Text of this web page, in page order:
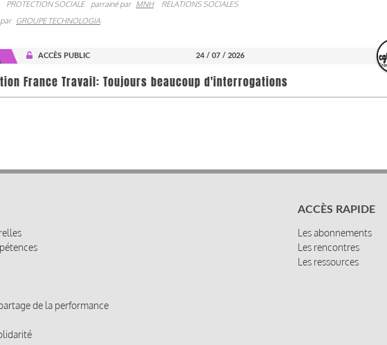
PROTECTION SOCIALE parrainé par MNH
RELATIONS SOCIALES
GROUPE TECHNOLOGIA
ACCÈS PUBLIC 24 / 07 / 2026
France Travail: Toujours beaucoup d'interrogations
de la performance
ACCÈS RAPIDE
Les abonnements
Les rencontres
Les ressources